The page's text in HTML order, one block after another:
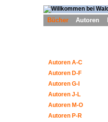
Bücher Autoren
Autoren A-C
Autoren D-F
Autoren G-I
Autoren J-L
Autoren M-O
Autoren P-R